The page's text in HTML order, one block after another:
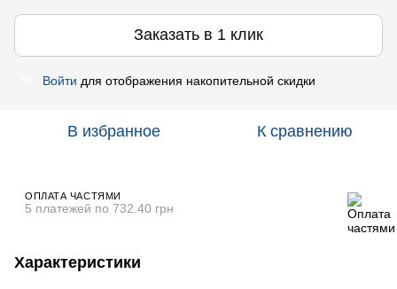
Заказать в 1 клик
Войти для отображения накопительной скидки
В избранное К сравнению
ОПЛАТА ЧАСТЯМИ
5 платежей по 732.40 грн
Характеристики